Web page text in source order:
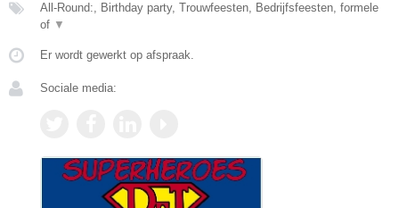
All-Round:, Birthday party, Trouwfeesten, Bedrijfsfeesten, formele
of ▼
Er wordt gewerkt op afspraak.
Sociale media: